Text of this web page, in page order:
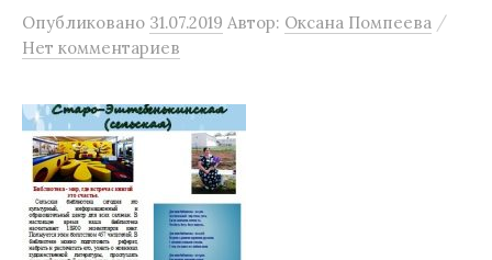
Опубликовано 31.07.2019 Автор: Оксана Помпеева /
Нет комментариев